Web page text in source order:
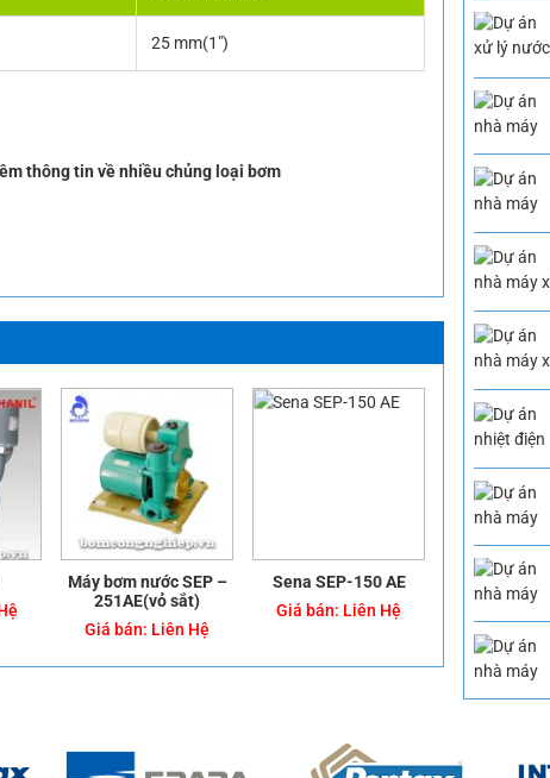
25 mm(1″)
thông tin về nhiều chủng loại bơm
Máy bơm nước SEP –
251AE(vỏ sắt)
Giá bán: Liên Hệ
Sena SEP-150 AE
Giá bán: Liên Hệ